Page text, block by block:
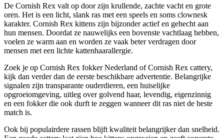
De Cornish Rex valt op door zijn krullende, zachte vacht en grote
oren. Het is een licht, slank ras met een speels en soms clownesk
karakter. Cornish Rex kittens zijn bijzonder actief en gehecht aan
hun mensen. Doordat ze nauwelijks een bovenste vachtlaag hebben,
voelen ze warm aan en worden ze vaak beter verdragen door
mensen met een lichte kattenhaarallergie.
Zoek je op Cornish Rex fokker Nederland of Cornish Rex cattery,
kijk dan verder dan de eerste beschikbare advertentie. Belangrijke
signalen zijn transparante ouderdieren, een huiselijke
opgroeiomgeving, uitleg over golvend haar, levendig, eigenzinnig
en een fokker die ook durft te zeggen wanneer dit ras niet de beste
match is.
Ook bij populairdere rassen blijft kwaliteit belangrijker dan snelheid.